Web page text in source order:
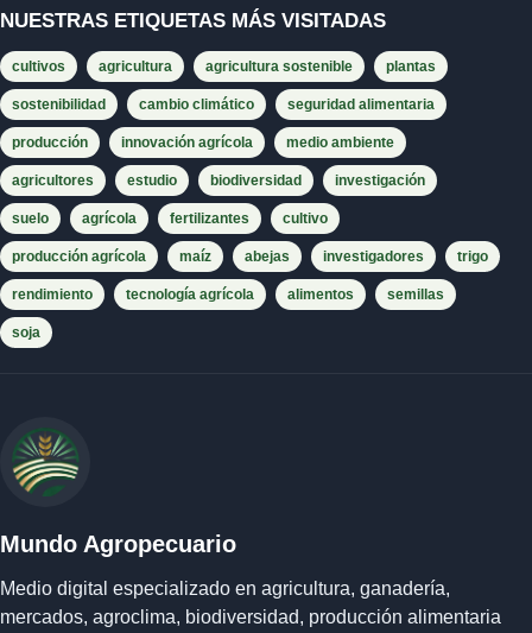
NUESTRAS ETIQUETAS MÁS VISITADAS
cultivos agricultura agricultura sostenible plantas
sostenibilidad cambio climático seguridad alimentaria
producción innovación agrícola medio ambiente
agricultores estudio biodiversidad investigación
suelo agrícola fertilizantes cultivo
producción agrícola maíz abejas investigadores trigo
rendimiento tecnología agrícola alimentos semillas
soja
Mundo Agropecuario
Medio digital especializado en agricultura, ganadería,
mercados, agroclima, biodiversidad, producción alimentaria